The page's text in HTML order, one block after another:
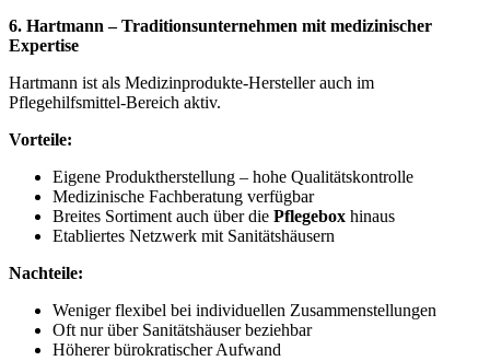
6. Hartmann – Traditionsunternehmen mit medizinischer
Expertise
Hartmann ist als Medizinprodukte-Hersteller auch im
Pflegehilfsmittel-Bereich aktiv.
Vorteile:
Eigene Produktherstellung – hohe Qualitätskontrolle
Medizinische Fachberatung verfügbar
Breites Sortiment auch über die Pflegebox hinaus
Etabliertes Netzwerk mit Sanitätshäusern
Nachteile:
Weniger flexibel bei individuellen Zusammenstellungen
Oft nur über Sanitätshäuser beziehbar
Höherer bürokratischer Aufwand